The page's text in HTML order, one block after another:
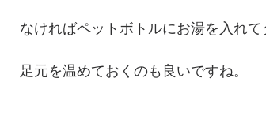
なければペットボトルにお湯を入れ
足元を温めておくのも良いですね。